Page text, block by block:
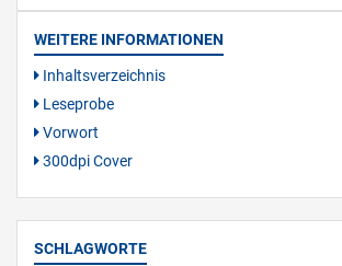
WEITERE INFORMATIONEN
Inhaltsverzeichnis
Leseprobe
Vorwort
300dpi Cover
SCHLAGWORTE